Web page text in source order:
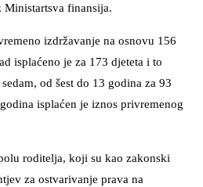
Ministartsva finansija.
izdržavanje na osnovu 156
isplaćeno je za 173 djeteta i to
od šest do 13 godina za 93
isplaćen je iznos privremenog
roditelja, koji su kao zakonski
za ostvarivanje prava na